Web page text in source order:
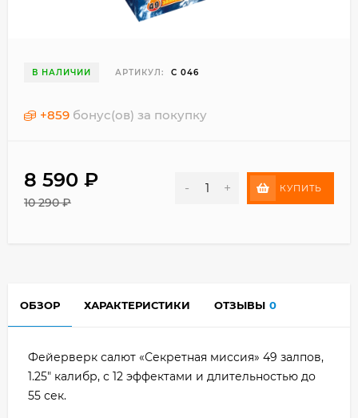
В НАЛИЧИИ АРТИКУЛ: С 046
+859 бонус(ов) за покупку
8 590 ₽
10 290₽
- + КУПИТЬ
ОБЗОР ХАРАКТЕРИСТИКИ ОТЗЫВЫ 0
Фейерверк салют «Секретная миссия» 49 залпов,
1.25" калибр, с 12 эффектами и длительностью до
55 сек.